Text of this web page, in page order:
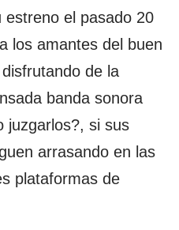
estreno el pasado 20
los amantes del buen
de la
banda sonora
juzgarlos?, si sus
arrasando en las
plataformas de